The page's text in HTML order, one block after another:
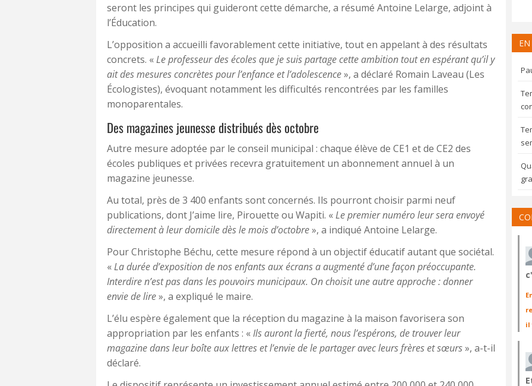
seront les principes qui guideront cette démarche, a résumé Antoine Lelarge, adjoint à
l’Éducation.
L’opposition a accueilli favorablement cette initiative, tout en appelant à des résultats
concrets. «Le professeur des écoles que je suis partage cette ambition tout en espérant qu’il y
ait des mesures concrètes pour l’enfance et l’adolescence», a déclaré Romain Laveau (Les
Écologistes), évoquant notamment les difficultés rencontrées par les familles
monoparentales.
Des magazines jeunesse distribués dès octobre
Autre mesure adoptée par le conseil municipal : chaque élève de CE1 et de CE2 des
écoles publiques et privées recevra gratuitement un abonnement annuel à un
magazine jeunesse.
Au total, près de 3 400 enfants sont concernés. Ils pourront choisir parmi neuf
publications, dont J’aime lire, Pirouette ou Wapiti. «Le premier numéro leur sera envoyé
directement à leur domicile dès le mois d’octobre», a indiqué Antoine Lelarge.
Pour Christophe Béchu, cette mesure répond à un objectif éducatif autant que sociétal.
«La durée d’exposition de nos enfants aux écrans a augmenté d’une façon préoccupante.
Interdire n’est pas dans les pouvoirs municipaux. On choisit une autre approche : donner
envie de lire», a expliqué le maire.
L’élu espère également que la réception du magazine à la maison favorisera son
appropriation par les enfants : «Ils auront la fierté, nous l’espérons, de trouver leur
magazine dans leur boîte aux lettres et l’envie de le partager avec leurs frères et sœurs», a-t-il
déclaré.
il